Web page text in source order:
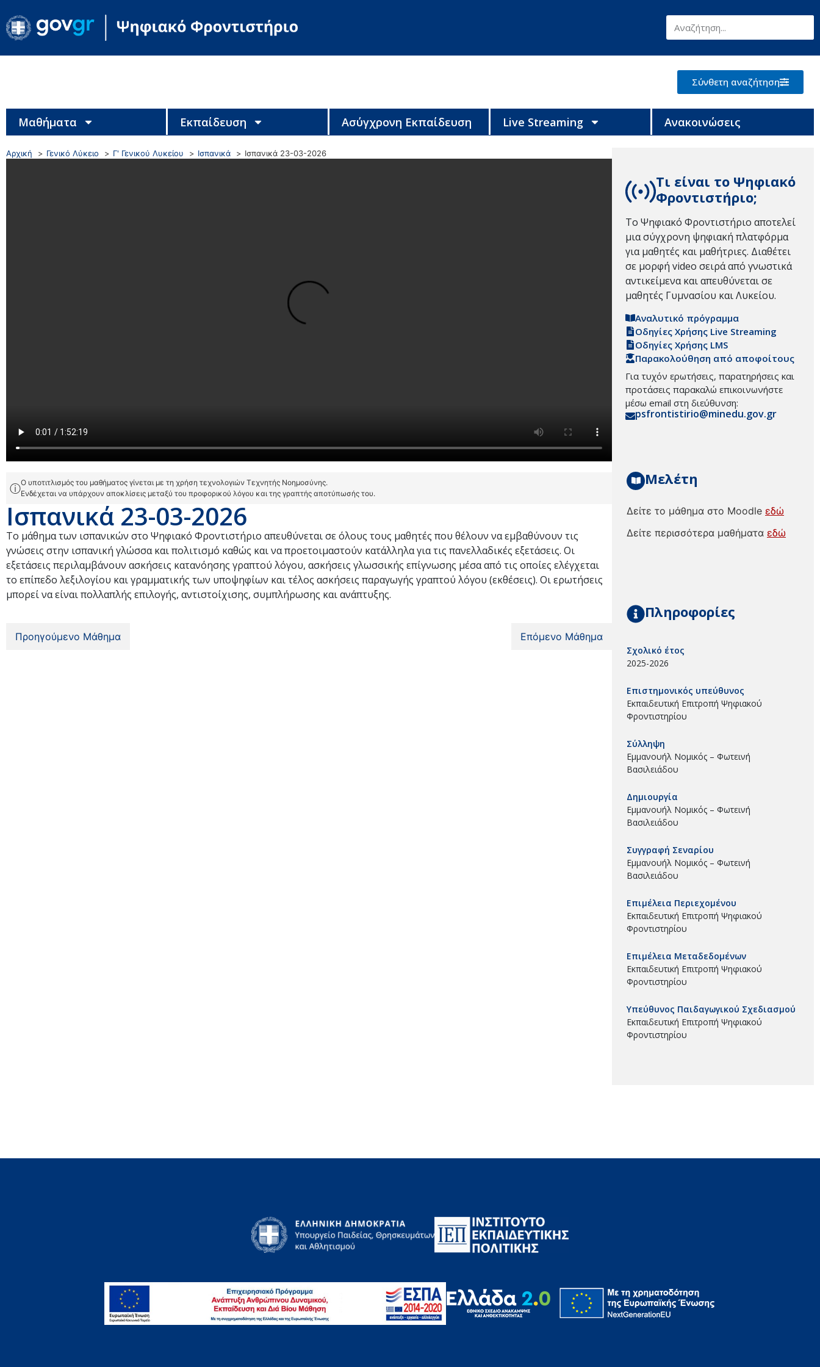
Σύνθετη αναζήτηση
Μαθήματα Εκπαίδευση Ασύγχρονη Εκπαίδευση Live Streaming Ανακοινώσεις
Αρχική Γενικό Λύκειο Γ' Γενικού Λυκείου Ισπανικά Ισπανικά 23-03-2026
ⓘΟ υποτιτλισμός του μαθήματος γίνεται με τη χρήση τεχνολογιών Τεχνητής Νοημοσύνης.
Ενδέχεται να υπάρχουν αποκλίσεις μεταξύ του προφορικού λόγου και της γραπτής αποτύπωσής του.
Ισπανικά 23-03-2026
Το μάθημα των ισπανικών στο Ψηφιακό Φροντιστήριο απευθύνεται σε όλους τους μαθητές που θέλουν να εμβαθύνουν τις
γνώσεις στην ισπανική γλώσσα και πολιτισμό καθώς και να προετοιμαστούν κατάλληλα για τις πανελλαδικές εξετάσεις. Οι
εξετάσεις περιλαμβάνουν ασκήσεις κατανόησης γραπτού λόγου, ασκήσεις γλωσσικής επίγνωσης μέσα από τις οποίες ελέγχεται
το επίπεδο λεξιλογίου και γραμματικής των υποψηφίων και τέλος ασκήσεις παραγωγής γραπτού λόγου (εκθέσεις). Οι ερωτήσεις
μπορεί να είναι πολλαπλής επιλογής, αντιστοίχισης, συμπλήρωσης και ανάπτυξης.
Προηγούμενο Μάθημα Επόμενο Μάθημα
Τι είναι το Ψηφιακό
Φροντιστήριο;
Το Ψηφιακό Φροντιστήριο αποτελεί
μια σύγχρονη ψηφιακή πλατφόρμα
για μαθητές και μαθήτριες. Διαθέτει
σε μορφή video σειρά από γνωστικά
αντικείμενα και απευθύνεται σε
μαθητές Γυμνασίου και Λυκείου.
Αναλυτικό πρόγραμμα
Οδηγίες Χρήσης Live Streaming
Οδηγίες Χρήσης LMS
Παρακολούθηση από αποφοίτους
Για τυχόν ερωτήσεις, παρατηρήσεις και
προτάσεις παρακαλώ επικοινωνήστε
μέσω email στη διεύθυνση:
psfrontistirio@minedu.gov.gr
Μελέτη
Δείτε το μάθημα στο Moodle εδώ
Δείτε περισσότερα μαθήματα εδώ
Πληροφορίες
Σχολικό έτος
2025-2026
Επιστημονικός υπεύθυνος
Εκπαιδευτική Επιτροπή Ψηφιακού
Φροντιστηρίου
Σύλληψη
Εμμανουήλ Νομικός – Φωτεινή
Βασιλειάδου
Δημιουργία
Εμμανουήλ Νομικός – Φωτεινή
Βασιλειάδου
Συγγραφή Σεναρίου
Εμμανουήλ Νομικός – Φωτεινή
Βασιλειάδου
Επιμέλεια Περιεχομένου
Εκπαιδευτική Επιτροπή Ψηφιακού
Φροντιστηρίου
Επιμέλεια Μεταδεδομένων
Εκπαιδευτική Επιτροπή Ψηφιακού
Φροντιστηρίου
Υπεύθυνος Παιδαγωγικού Σχεδιασμού
Εκπαιδευτική Επιτροπή Ψηφιακού
Φροντιστηρίου